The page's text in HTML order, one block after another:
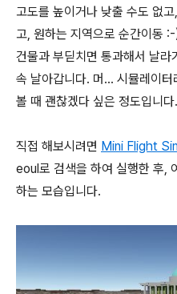
고도를 높이거나 낮출 수도 없
고, 원하는 지역으로 순간이동
건물과 부딛치면 통과해서 날라
속 날아갑니다. 머... 시뮬레이
볼 때 괜찮겠다 싶은 정도입니다.
직접 해보시려면 Mini Flight
eoul로 검색을 하여 실행한 후,
하는 모습입니다.